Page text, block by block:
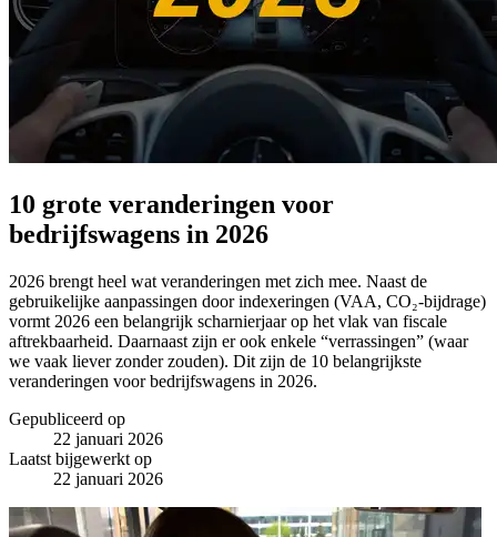
10 grote veranderingen voor
bedrijfswagens in 2026
2026 brengt heel wat veranderingen met zich mee. Naast de
gebruikelijke aanpassingen door indexeringen (VAA, CO₂-bijdrage)
vormt 2026 een belangrijk scharnierjaar op het vlak van fiscale
aftrekbaarheid. Daarnaast zijn er ook enkele “verrassingen” (waar
we vaak liever zonder zouden). Dit zijn de 10 belangrijkste
veranderingen voor bedrijfswagens in 2026.
Gepubliceerd op
22 januari 2026
Laatst bijgewerkt op
22 januari 2026